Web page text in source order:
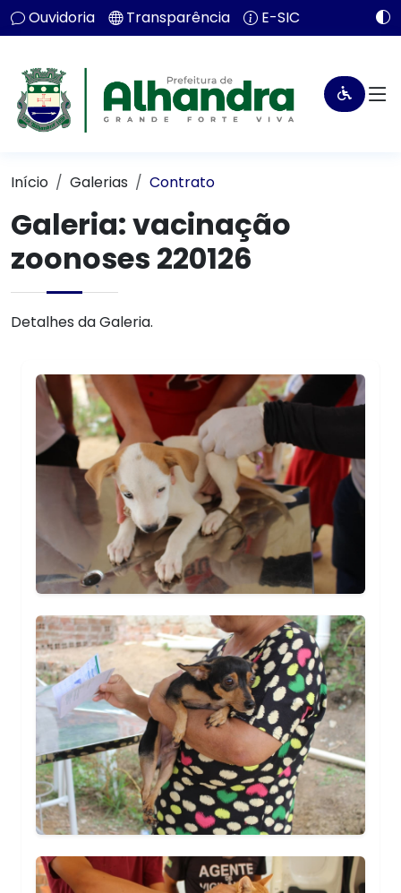
Ouvidoria Transparência E-SIC
Início Galerias Contrato
Galeria: vacinação
zoonoses 220126
Detalhes da Galeria.